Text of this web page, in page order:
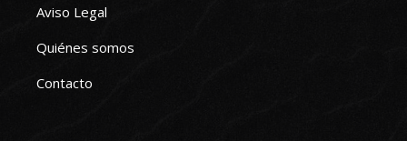
Aviso Legal
Quiénes somos
Contacto